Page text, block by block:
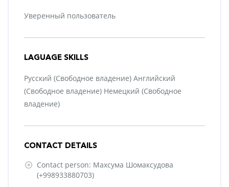
Уверенный пользователь
LAGUAGE SKILLS
Русский (Свободное владение) Английский
(Свободное владение) Немецкий (Свободное
владение)
CONTACT DETAILS
Contact person: Махсума Шомаксудова
(+998933880703)